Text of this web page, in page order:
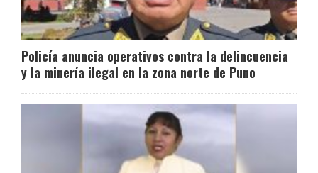
Policía anuncia operativos contra la delincuencia
y la minería ilegal en la zona norte de Puno